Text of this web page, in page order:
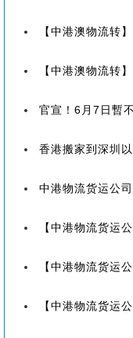
【中港澳物流转】磨
【中港澳物流转】
官宣！6月7日暫不能通關！強
香港搬家到深圳以及
中港物流货运公司-中港搬
【中港物流货运公司】中港
【中港物流货运公司】中港
【中港物流货运公司】中港